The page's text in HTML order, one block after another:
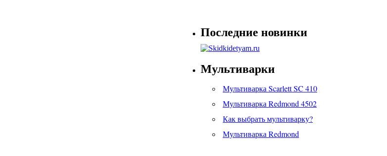
Последние новинки
Мультиварки
Мультиварка Scarlett SC 410
Мультиварка Redmond 4502
Как выбрать мультиварку?
Мультиварка Redmond